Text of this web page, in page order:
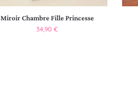
Miroir Chambre Fille Princesse
34,90 €